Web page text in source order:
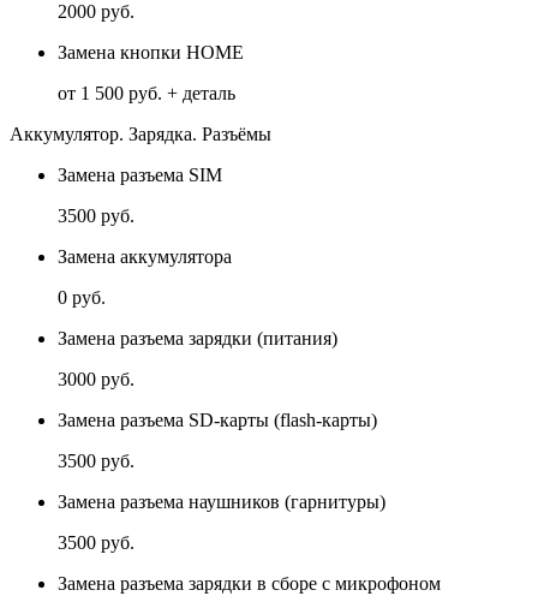
2000 руб.
Замена кнопки HOME
от 1 500 руб. + деталь
Аккумулятор. Зарядка. Разъёмы
Замена разъема SIM
3500 руб.
Замена аккумулятора
0 руб.
Замена разъема зарядки (питания)
3000 руб.
Замена разъема SD-карты (flash-карты)
3500 руб.
Замена разъема наушников (гарнитуры)
3500 руб.
Замена разъема зарядки в сборе с микрофоном